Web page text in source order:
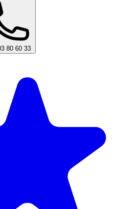
80 60 33